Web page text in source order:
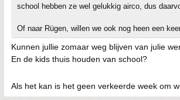
school hebben ze wel gelukkig airco, dus
Of naar Rügen, willen we ook nog heen een
Kunnen jullie zomaar weg blijven van julie
En de kids thuis houden van school?
Als het kan is het geen verkeerde week om